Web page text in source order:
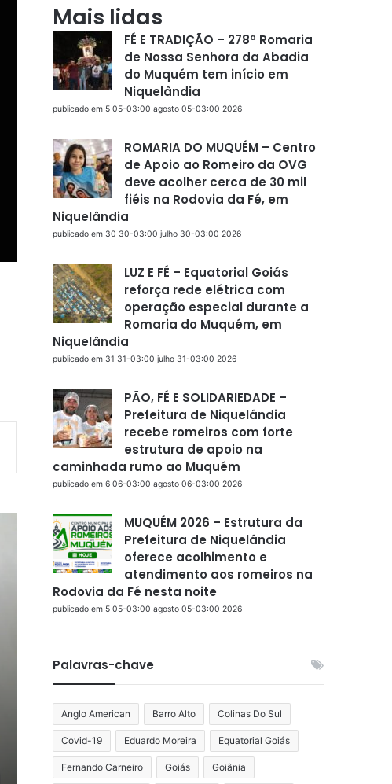
Mais lidas
FÉ E TRADIÇÃO – 278ª Romaria
de Nossa Senhora da Abadia
do Muquém tem início em
Niquelândia
publicado em 5 05-03:00 agosto 05-03:00 2026
ROMARIA DO MUQUÉM – Centro
de Apoio ao Romeiro da OVG
deve acolher cerca de 30 mil
fiéis na Rodovia da Fé, em
Niquelândia
publicado em 30 30-03:00 julho 30-03:00 2026
LUZ E FÉ – Equatorial Goiás
reforça rede elétrica com
operação especial durante a
Romaria do Muquém, em
Niquelândia
publicado em 31 31-03:00 julho 31-03:00 2026
PÃO, FÉ E SOLIDARIEDADE –
Prefeitura de Niquelândia
recebe romeiros com forte
estrutura de apoio na
caminhada rumo ao Muquém
publicado em 6 06-03:00 agosto 06-03:00 2026
MUQUÉM 2026 – Estrutura da
Prefeitura de Niquelândia
oferece acolhimento e
atendimento aos romeiros na
Rodovia da Fé nesta noite
publicado em 5 05-03:00 agosto 05-03:00 2026
Palavras-chave
Anglo American Barro Alto Colinas Do Sul
Covid-19 Eduardo Moreira Equatorial Goiás
Fernando Carneiro Goiás Goiânia